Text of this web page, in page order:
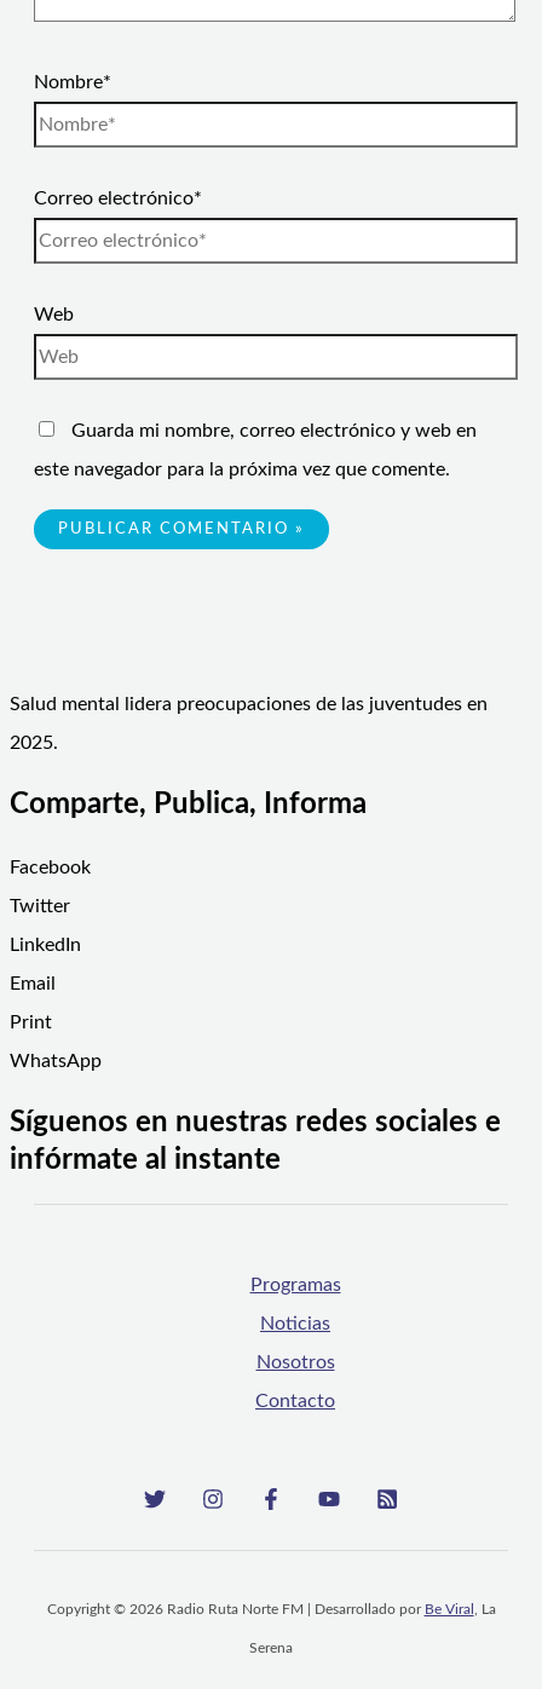
Nombre*
Correo electrónico*
Web
Guarda mi nombre, correo electrónico y web en
este navegador para la próxima vez que comente.
Salud mental lidera preocupaciones de las juventudes en
2025.
Comparte, Publica, Informa
Facebook
Twitter
LinkedIn
Email
Print
WhatsApp
Síguenos en nuestras redes sociales e
infórmate al instante
Programas
Noticias
Nosotros
Contacto
Copyright © 2026 Radio Ruta Norte FM | Desarrollado por Be Viral , La
Serena